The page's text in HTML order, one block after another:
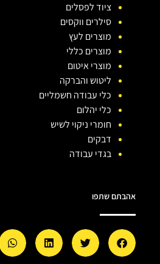
ציוד לפסלים
סילרים ווקסים
מוצרים לעץ
מוצרים כללי
מוצרי איטום
ליטוש והברקה
כלי עבודה חשמליים
כלי יהלום
חומרי ניקוי לשיש
דבקים
בגדי עבודה
אהבתם שתפו